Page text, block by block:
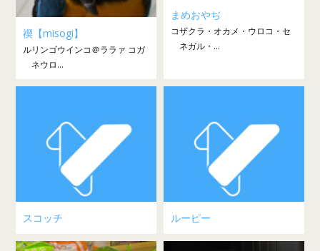
禊【misogi】
ルリンゴウインコ＠ララァ コガ
ネウロ...
まめおやぢ
コザクラ・オカメ・ウロコ・セ
ネガル・...
スコッチ ルーピー